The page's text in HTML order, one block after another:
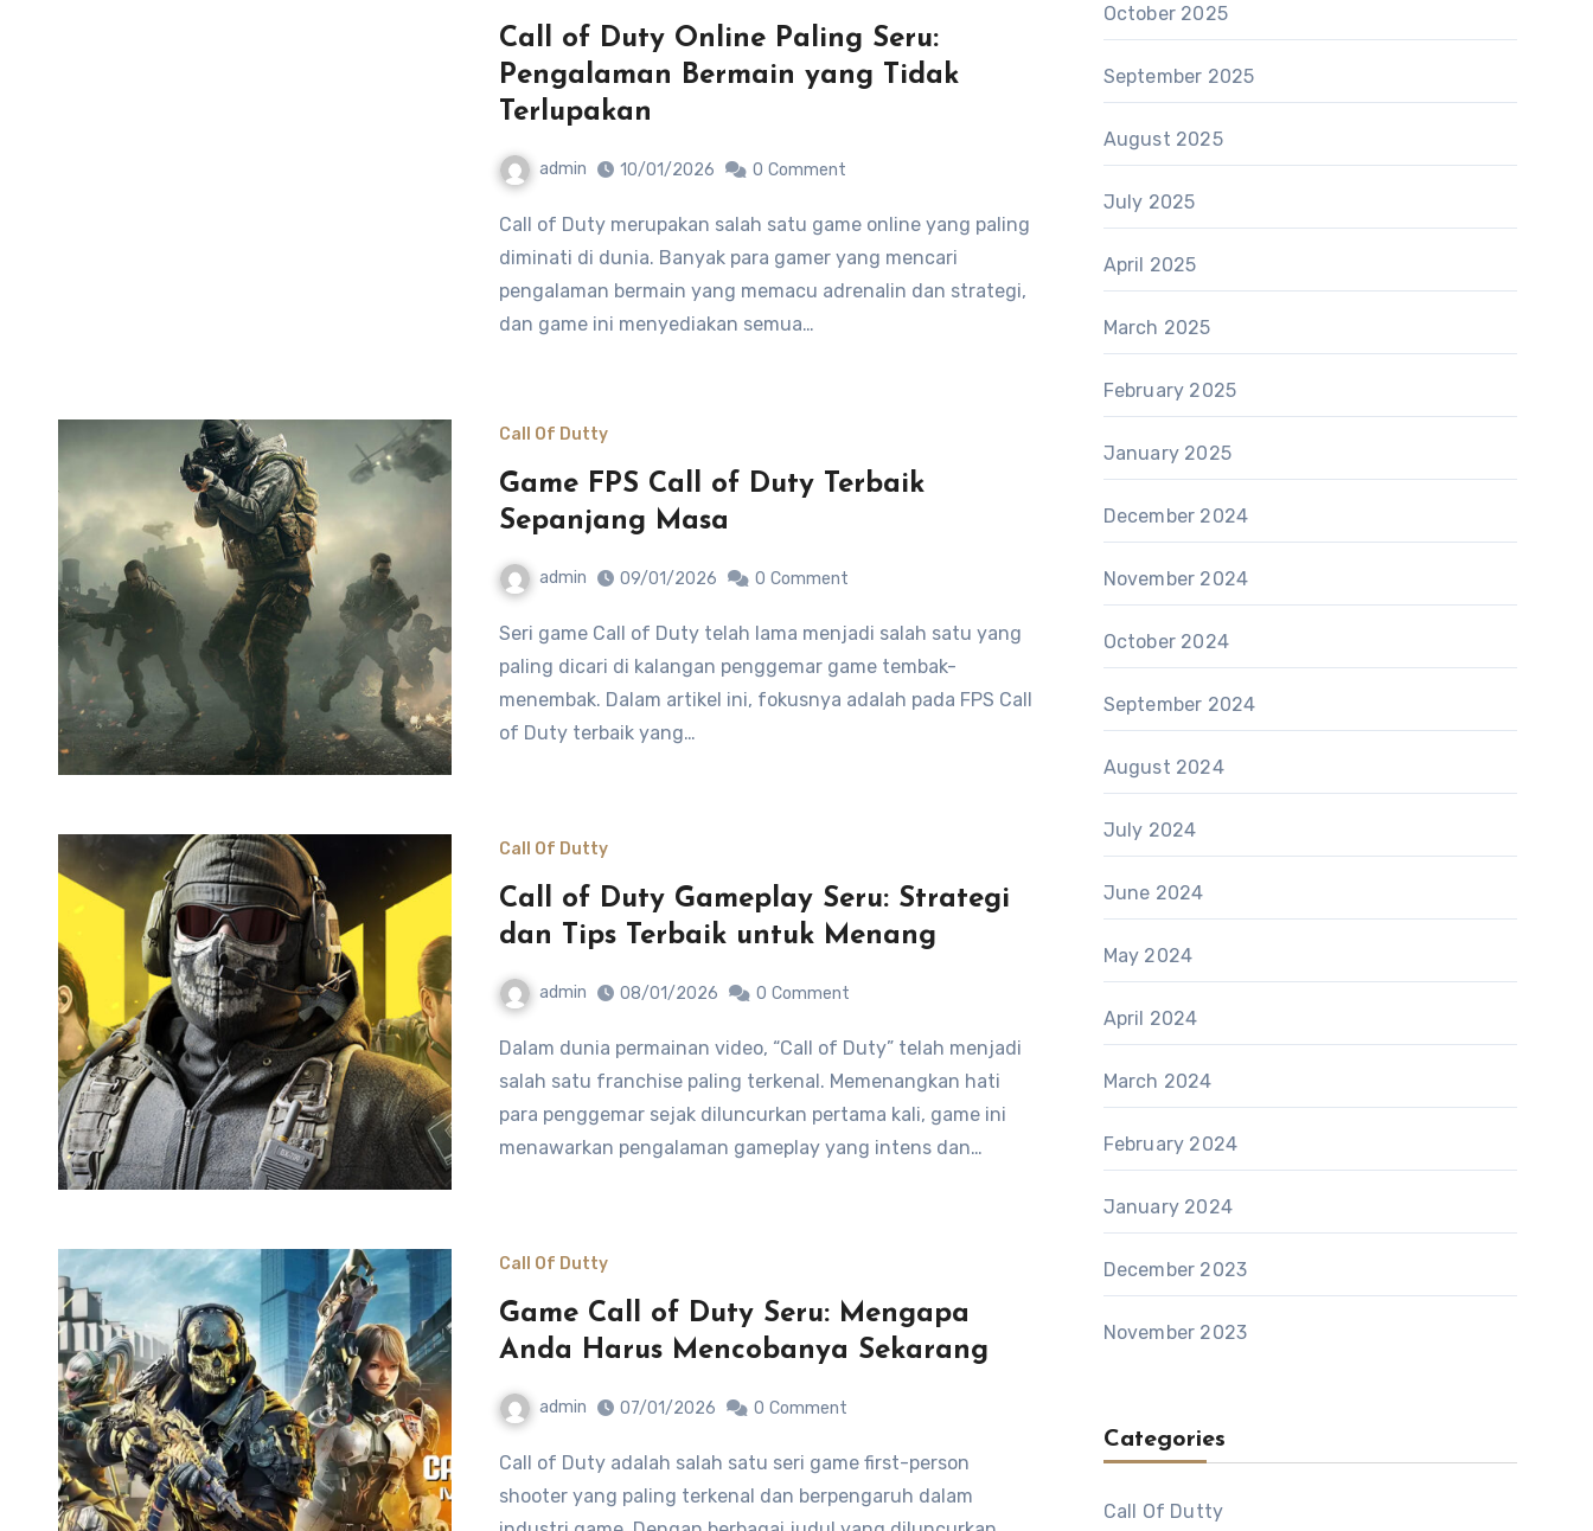
Call of Duty Online Paling Seru:
Pengalaman Bermain yang Tidak
Terlupakan
admin 10/01/2026 0 Comment
Call of Duty merupakan salah satu game online yang paling
diminati di dunia. Banyak para gamer yang mencari
pengalaman bermain yang memacu adrenalin dan strategi,
dan game ini menyediakan semua…
Call Of Dutty
Game FPS Call of Duty Terbaik
Sepanjang Masa
admin 09/01/2026 0 Comment
Seri game Call of Duty telah lama menjadi salah satu yang
paling dicari di kalangan penggemar game tembak-
menembak. Dalam artikel ini, fokusnya adalah pada FPS Call
of Duty terbaik yang…
Call Of Dutty
Call of Duty Gameplay Seru: Strategi
dan Tips Terbaik untuk Menang
admin 08/01/2026 0 Comment
Dalam dunia permainan video, “Call of Duty” telah menjadi
salah satu franchise paling terkenal. Memenangkan hati
para penggemar sejak diluncurkan pertama kali, game ini
menawarkan pengalaman gameplay yang intens dan…
Call Of Dutty
Game Call of Duty Seru: Mengapa
Anda Harus Mencobanya Sekarang
admin 07/01/2026 0 Comment
Call of Duty adalah salah satu seri game first-person
shooter yang paling terkenal dan berpengaruh dalam
October 2025
September 2025
August 2025
July 2025
April 2025
March 2025
February 2025
January 2025
December 2024
November 2024
October 2024
September 2024
August 2024
July 2024
June 2024
May 2024
April 2024
March 2024
February 2024
January 2024
December 2023
November 2023
Categories
Call Of Dutty